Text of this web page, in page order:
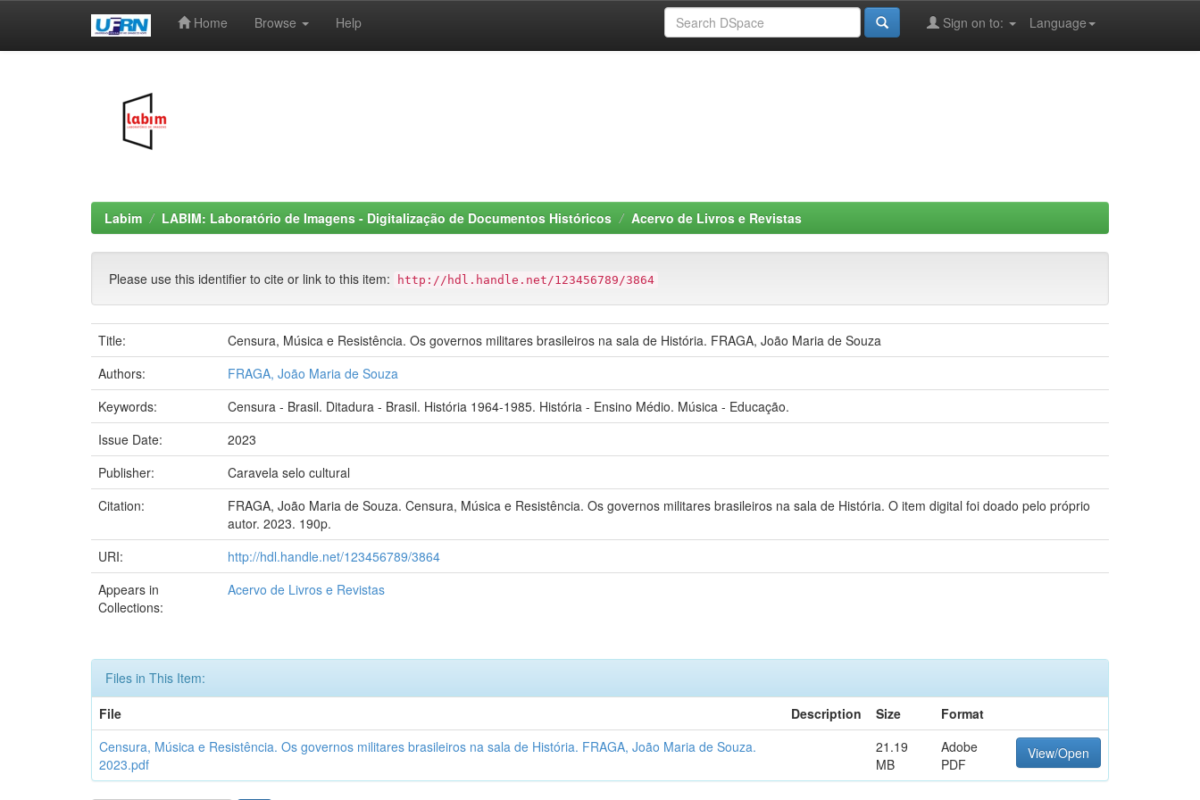
Home Browse Help Language
Sign on to:
Labim LABIM: Laboratório de Imagens - Digitalização de Documentos Históricos Acervo de Livros e Revistas
Please use this identifier to cite or link to this item: http://hdl.handle.net/123456789/3864
Title:
Censura, Música e Resistência. Os governos militares brasileiros na sala de História. FRAGA, João Maria de Souza
Authors:
FRAGA, João Maria de Souza
Keywords:
Censura - Brasil. Ditadura - Brasil. História 1964-1985. História - Ensino Médio. Música - Educação.
Issue Date:
2023
Publisher:
Caravela selo cultural
Citation:
FRAGA, João Maria de Souza. Censura, Música e Resistência. Os governos militares brasileiros na sala de História. O item digital foi doado pelo próprio
autor. 2023. 190p.
URI:
http://hdl.handle.net/123456789/3864
Appears in
Collections:
Acervo de Livros e Revistas
Files in This Item:
File
Description Size
Format
Censura, Música e Resistência. Os governos militares brasileiros na sala de História. FRAGA, João Maria de Souza.
2023.pdf
21.19
MB
Adobe
PDF
View/Open